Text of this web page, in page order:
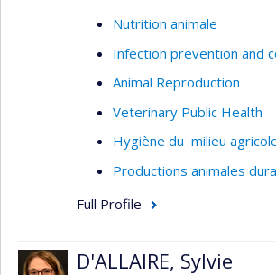
Nutrition animale
Infection prevention and
Animal Reproduction
Veterinary Public Health
Hygiène du milieu
Productions animales
Full Profile
D'ALLAIRE, Sylvie